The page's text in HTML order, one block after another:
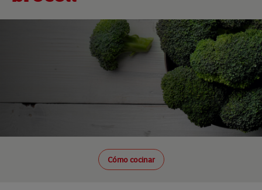
Cómo cocinar